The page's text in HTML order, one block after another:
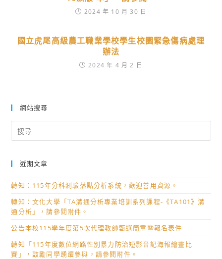
2024 年 10 月 30 日
國立虎尾高級農工職業學校學生校園緊急傷病處理
辦法
2024 年 4 月 2 日
網站搜尋
for:
近期文章
轉知：115年分科測驗落點分析系統，歡迎善用資源。
轉知：文化大學「TA溝通分析專業培訓系列課程-《TA101》溝
通分析」，請參閱附件。
公告本校115學年度第5次代理教師甄選簡章暨報名表件
轉知「115年度數位網路性別暴力防治短影音記海報繪畫比
賽」，鼓勵同學踴躍參與，請參閱附件。